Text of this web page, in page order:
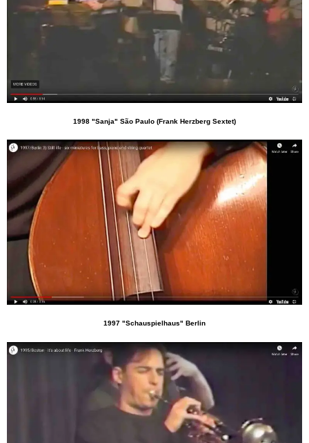
1998 "Sanja" São Paulo (Frank Herzberg Sextet)
1997 "Schauspielhaus" Berlin